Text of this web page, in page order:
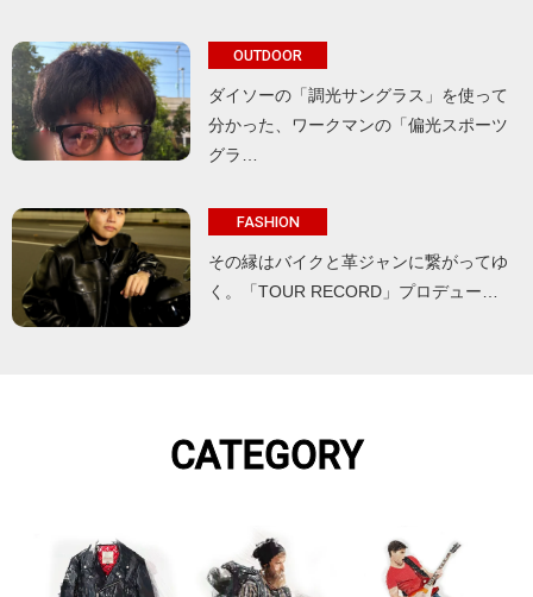
OUTDOOR
ダイソーの「調光サングラス」を使って
分かった、ワークマンの「偏光スポーツ
グラ…
FASHION
その縁はバイクと革ジャンに繋がってゆ
く。「TOUR RECORD」プロデュー…
CATEGORY